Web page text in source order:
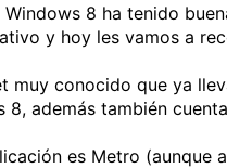
8 ha tenido
y hoy les vamos a
muy conocido que ya
además también
es Metro (aunque